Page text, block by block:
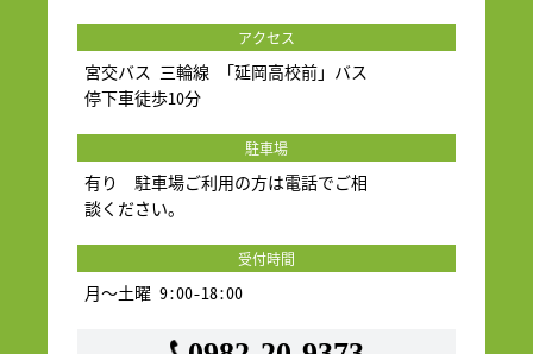
アクセス
宮交バス 三輪線 「延岡高校前」バス
停下車徒歩10分
駐車場
有り 駐車場ご利用の方は電話でご相
談ください。
受付時間
月～土曜 9:00-18:00